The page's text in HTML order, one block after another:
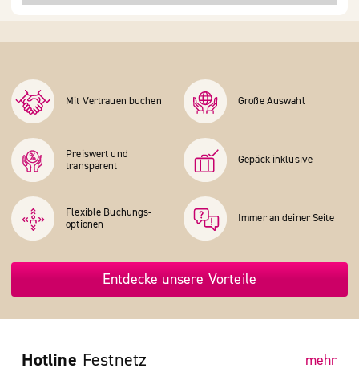
Mit Vertrauen buchen Große Auswahl
Preiswert und
transparent
Gepäck inklusive
Flexible Buchungs­
optionen
Immer an deiner Seite
Entdecke unsere Vorteile
Hotline Festnetz mehr